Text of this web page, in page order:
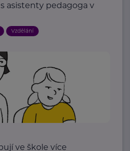
asistenty pedagoga v
Vzdělání
ve škole více